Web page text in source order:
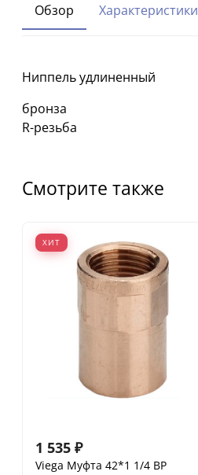
Обзор Характеристики
Ниппель удлиненный
бронза
R-резьба
Смотрите также
ХИТ
1 535 ₽
Viega Муфта 42*1 1/4 ВР